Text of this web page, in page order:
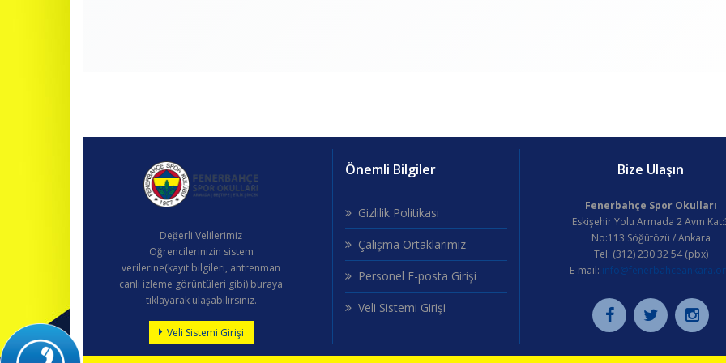
Değerli Velilerimiz
Öğrencilerinizin sistem
verilerine(kayıt bilgileri, antrenman
canlı izleme görüntüleri gibi) buraya
tıklayarak ulaşabilirsiniz.
Veli Sistemi Girişi
Önemli Bilgiler
Gizlilik Politikası
Çalışma Ortaklarımız
Personel E-posta Girişi
Veli Sistemi Girişi
Bize Ulaşın
Fenerbahçe Spor Okulları
Eskişehir Yolu Armada 2 Avm
No:113 Söğütözü / Ankara
Tel: (312) 230 32 54 (pbx)
E-mail: